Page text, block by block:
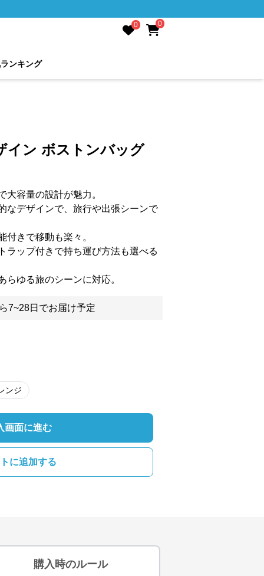
0 0
ランキング
イン ボストンバッグ
大容量の設計が魅力。
なデザインで、旅行や出張シーンで
付きで移動も楽々。
ラップ付きで持ち運び方法も選べる
らゆる旅のシーンに対応。
7~28日でお届け予定
ンジ
画面に進む
に追加する
購入時のルール